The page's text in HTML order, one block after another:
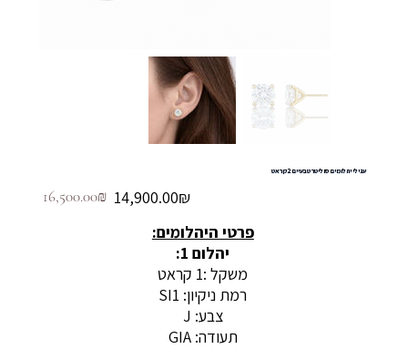
עגילי יהלומים סוליטר טבעיים 2 קראט
מחיר
מקורי
‏16,500.00 ‏₪
מבצע
‏14,900.00 ‏₪
פרטי היהלומים:
יהלום 1:
משקל :1 קראט
רמת ניקיון: SI1
צבע: J
תעודה: GIA